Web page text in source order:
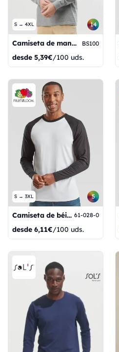
S → 4XL 14
Camiseta de manga larga Evolution BS100
desde 5,39€/100 uds.
S → 3XL 5
Camiseta de béisbol de manga larga 61-028-0
desde 6,11€/100 uds.